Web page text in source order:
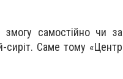
самостійно чи за
сиріт. Саме тому «Центр